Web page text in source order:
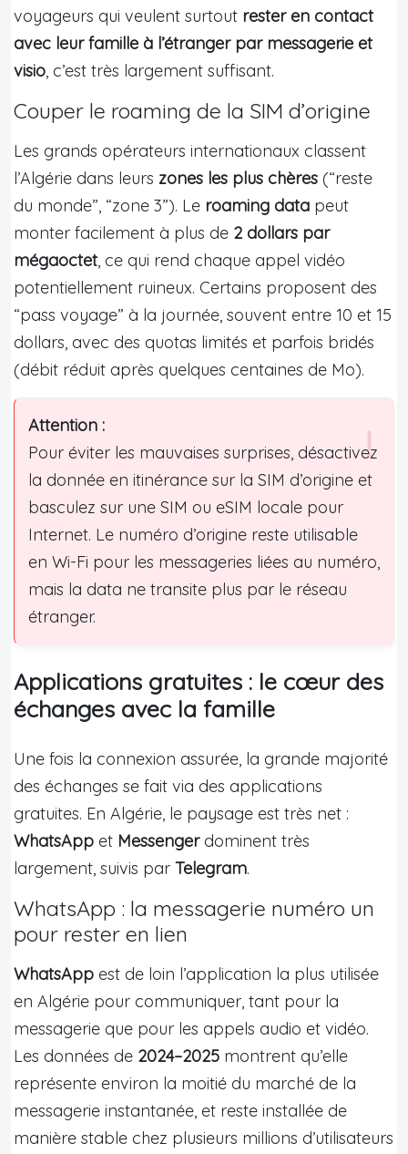
voyageurs qui veulent surtout rester en contact
avec leur famille à l’étranger par messagerie et
visio, c’est très largement suffisant.
Couper le roaming de la SIM d’origine
Les grands opérateurs internationaux classent
l’Algérie dans leurs zones les plus chères (“reste
du monde”, “zone 3”). Le roaming data peut
monter facilement à plus de 2 dollars par
mégaoctet, ce qui rend chaque appel vidéo
potentiellement ruineux. Certains proposent des
“pass voyage” à la journée, souvent entre 10 et 15
dollars, avec des quotas limités et parfois bridés
(débit réduit après quelques centaines de Mo).
Attention :
Pour éviter les mauvaises surprises, désactivez
la donnée en itinérance sur la SIM d’origine et
basculez sur une SIM ou eSIM locale pour
Internet. Le numéro d’origine reste utilisable
en Wi-Fi pour les messageries liées au numéro,
mais la data ne transite plus par le réseau
étranger.
Applications gratuites : le cœur des
échanges avec la famille
Une fois la connexion assurée, la grande majorité
des échanges se fait via des applications
gratuites. En Algérie, le paysage est très net :
WhatsApp et Messengerdominent très
largement, suivis par Telegram.
WhatsApp : la messagerie numéro un
pour rester en lien
WhatsApp est de loin l’application la plus utilisée
en Algérie pour communiquer, tant pour la
messagerie que pour les appels audio et vidéo.
Les données de 2024–2025 montrent qu’elle
représente environ la moitié du marché de la
messagerie instantanée, et reste installée de
manière stable chez plusieurs millions d’utilisateurs